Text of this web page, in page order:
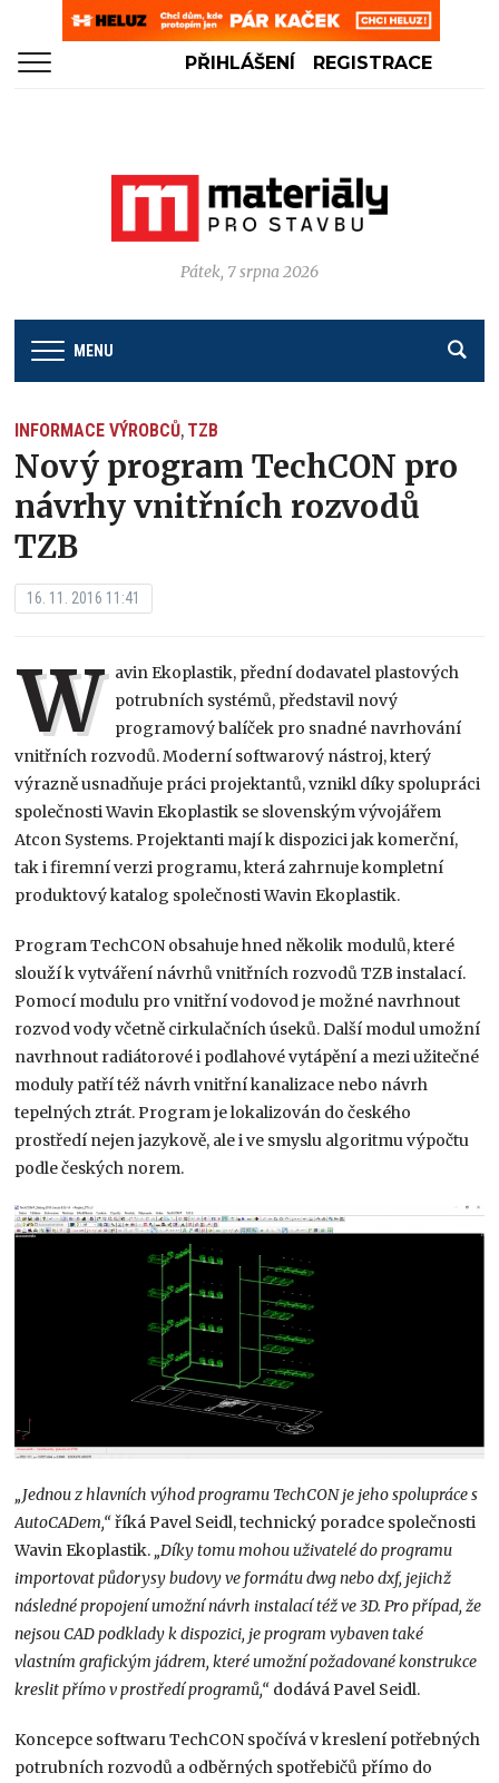
PŘIHLÁŠENÍ REGISTRACE
Pátek, 7 srpna 2026
MENU
INFORMACE VÝROBCŮ, TZB
Nový program TechCON pro
návrhy vnitřních rozvodů
TZB
16. 11. 2016 11:41
W avin Ekoplastik, přední dodavatel plastových
potrubních systémů, představil nový
programový balíček pro snadné navrhování
vnitřních rozvodů. Moderní softwarový nástroj, který
výrazně usnadňuje práci projektantů, vznikl díky spolupráci
společnosti Wavin Ekoplastik se slovenským vývojářem
Atcon Systems. Projektanti mají k dispozici jak komerční,
tak i firemní verzi programu, která zahrnuje kompletní
produktový katalog společnosti Wavin Ekoplastik.
Program TechCON obsahuje hned několik modulů, které
slouží k vytváření návrhů vnitřních rozvodů TZB instalací.
Pomocí modulu pro vnitřní vodovod je možné navrhnout
rozvod vody včetně cirkulačních úseků. Další modul umožní
navrhnout radiátorové i podlahové vytápění a mezi užitečné
moduly patří též návrh vnitřní kanalizace nebo návrh
tepelných ztrát. Program je lokalizován do českého
prostředí nejen jazykově, ale i ve smyslu algoritmu výpočtu
podle českých norem.
„Jednou z hlavních výhod programu TechCON je jeho spolupráce s
AutoCADem,“říká Pavel Seidl, technický poradce společnosti
Wavin Ekoplastik. „Díky tomu mohou uživatelé do programu
importovat půdorysy budovy ve formátu dwg nebo dxf, jejichž
následné propojení umožní návrh instalací též ve 3D. Pro případ, že
nejsou CAD podklady k dispozici, je program vybaven také
vlastním grafickým jádrem, které umožní požadované konstrukce
kreslit přímo v prostředí programů,“ dodává Pavel Seidl.
Koncepce softwaru TechCON spočívá v kreslení potřebných
potrubních rozvodů a odběrných spotřebičů přímo do